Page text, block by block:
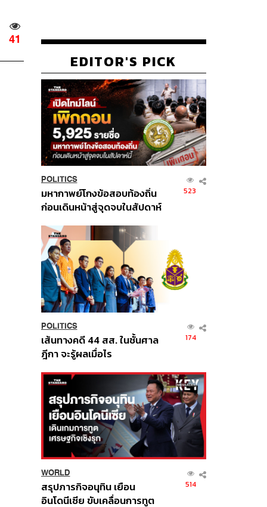
41
EDITOR'S PICK
POLITICS
มหากาพย์โกงข้อสอบท้องถิ่น
ก่อนเดินหน้าสู่จุดจบในสัปดาห์
523
POLITICS
เส้นทางคดี 44 สส. ในชั้นศาล
ฎีกา จะรู้ผลเมื่อไร
174
WORLD
สรุปภารกิจอนุทิน เยือน
อินโดนีเซีย ขับเคลื่อนการทูต
514